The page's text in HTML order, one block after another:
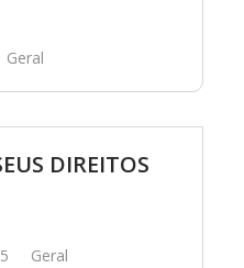
Geral
DIREITOS
Geral